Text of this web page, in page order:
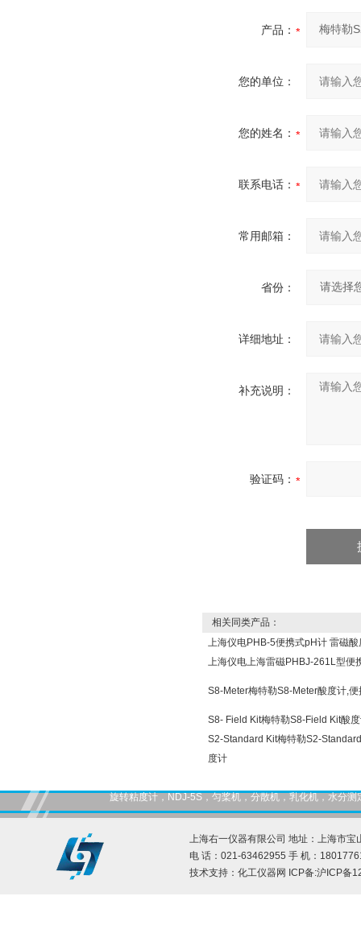
产品：
您的单位：
您的姓名：
联系电话：
常用邮箱：
省份：
详细地址：
补充说明：
验证码：
相关同类产品：
上海仪电PHB-5便携式pH计 雷磁酸
上海仪电上海雷磁PHBJ-261L型便
S8-Meter梅特勒S8-Meter酸度计,
S8- Field Kit梅特勒S8-Field Kit酸
S2-Standard Kit梅特勒S2-
度计
旋转粘度计，NDJ-5S，匀桨机，分散机，乳化机，水分
上海右一仪器有限公司 地址：上海市宝
电 话：021-63462955 手 机：
技术支持： 化工仪器网 ICP备:沪ICP备